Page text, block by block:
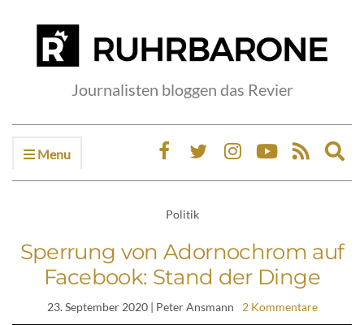
Journalisten bloggen das Revier
Menu
Politik
Sperrung von Adornochrom auf
Facebook: Stand der Dinge
23. September 2020| Peter Ansmann 2 Kommentare